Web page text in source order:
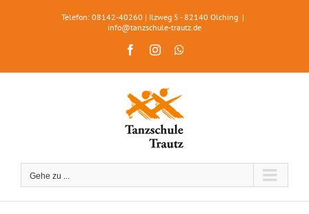
Telefon: 08142-40260 | Ilzweg 5 - 82140 Olching |
info@tanzschule-trautz.de
FacebookInstagram
Gehe zu ...